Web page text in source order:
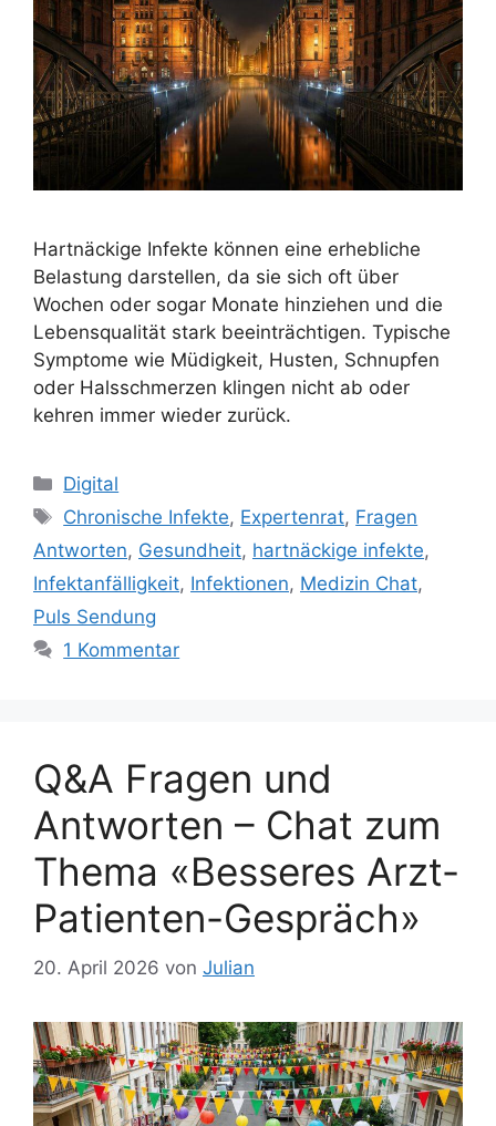
Hartnäckige Infekte können eine erhebliche
Belastung darstellen, da sie sich oft über
Wochen oder sogar Monate hinziehen und die
Lebensqualität stark beeinträchtigen. Typische
Symptome wie Müdigkeit, Husten, Schnupfen
oder Halsschmerzen klingen nicht ab oder
kehren immer wieder zurück.
Kategorien
Digital
Schlagwörter
Chronische Infekte, Expertenrat, Fragen
Antworten, Gesundheit, hartnäckige infekte,
Infektanfälligkeit, Infektionen, Medizin Chat,
Puls Sendung
1 Kommentar
Q&A Fragen und
Antworten – Chat zum
Thema «Besseres Arzt-
Patienten-Gespräch»
20. April 2026 von Julian